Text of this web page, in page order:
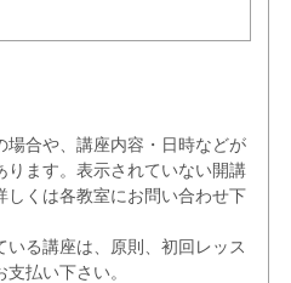
合や、講座内容・日時などが
ります。表示されていない開講
しくは各教室にお問い合わせ下
る講座は、原則、初回レッス
払い下さい。